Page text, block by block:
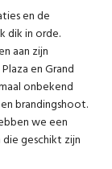
en de
dik in orde.
aan zijn
enGrand
onbekend
brandingshoot.
we een
geschikt zijn